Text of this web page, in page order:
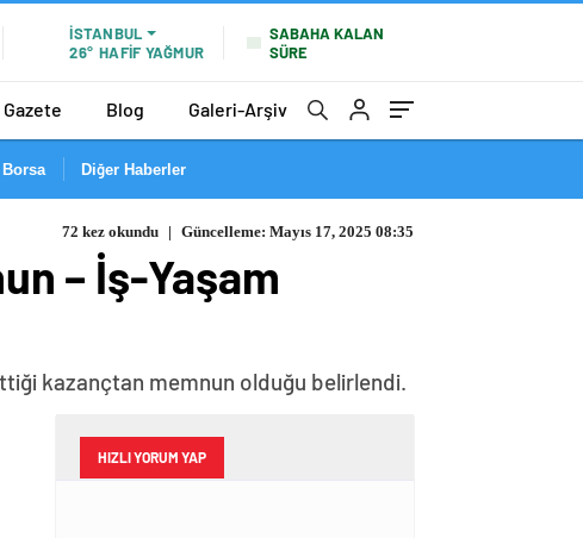
İSTANBUL
26° HAFİF YAĞMUR
SABAHA KALAN
SÜRE
Gazete Blog Galeri-Arşiv
Borsa Diğer Haberler
72 kez okundu | Güncelleme: Mayıs 17, 2025 08:35
– İş-Yaşam
kazançtan memnun olduğu belirlendi.
HIZLI YORUM YAP